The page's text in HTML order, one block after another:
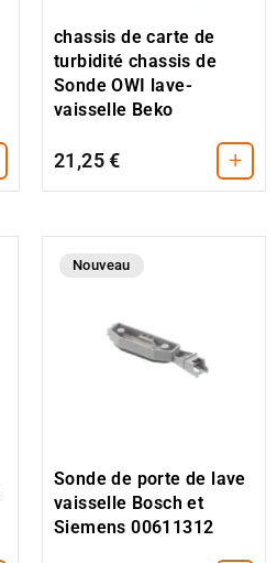
chassis de carte de
turbidité chassis de
Sonde OWI lave-
vaisselle Beko
21,25 € +
Nouveau
Sonde de porte de lave
vaisselle Bosch et
Siemens 00611312